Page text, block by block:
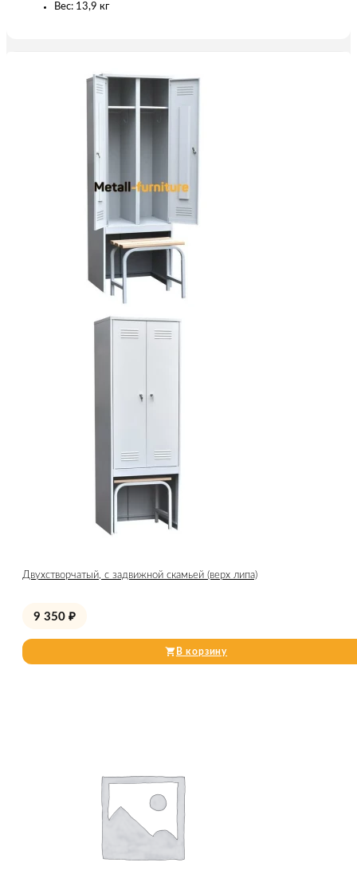
Вес: 13,9 кг
Двухстворчатый, с задвижной скамьей (верх липа)
9 350 ₽
В корзину